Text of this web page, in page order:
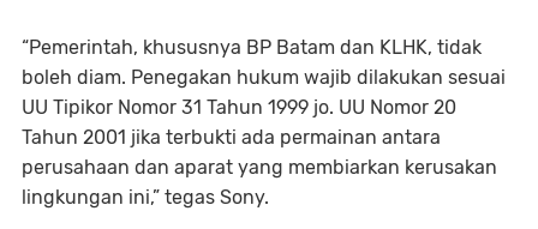
“Pemerintah, khususnya BP Batam dan KLHK, tidak
boleh diam. Penegakan hukum wajib dilakukan sesuai
UU Tipikor Nomor 31 Tahun 1999 jo. UU Nomor 20
Tahun 2001 jika terbukti ada permainan antara
perusahaan dan aparat yang membiarkan kerusakan
lingkungan ini,” tegas Sony.